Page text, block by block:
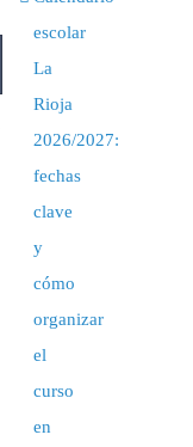
escolar
La
Rioja
2026/2027:
fechas
clave
y
cómo
organizar
el
curso
en